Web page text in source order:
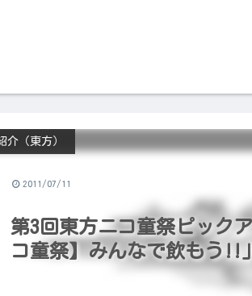
第3回東方ニコ童祭ピック
コ童祭】みんなで飲もう!!
介（東方）
2011/07/11